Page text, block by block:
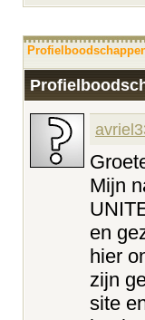
Mijn
en
hier
zijn
site